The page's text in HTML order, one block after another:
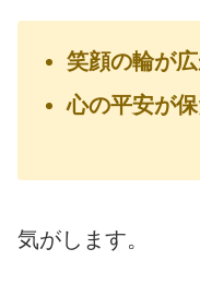
笑顔の輪が
心の平安が
気がします。